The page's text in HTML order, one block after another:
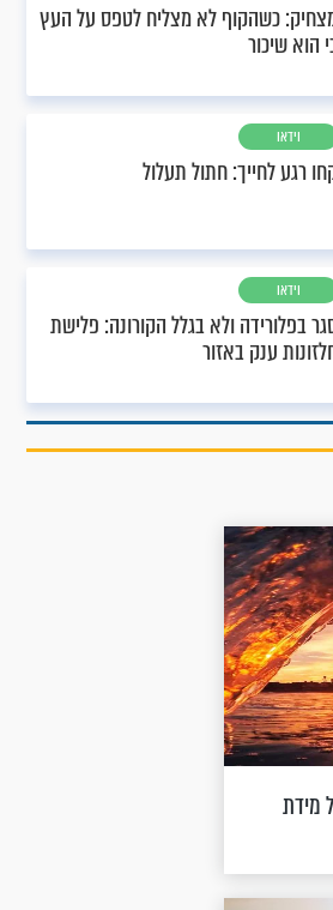
כשהקוף לא מצליח לטפס על העץ
הוא שיכור
וידאו
רגע לחייך: חתול תעלול
וידאו
בפלורידה ולא בגלל הקורונה: פלישת
ענק באזור
מידת